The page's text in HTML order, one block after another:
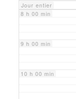
Jour entier
8 h 00 min
9 h 00 min
10 h 00 min